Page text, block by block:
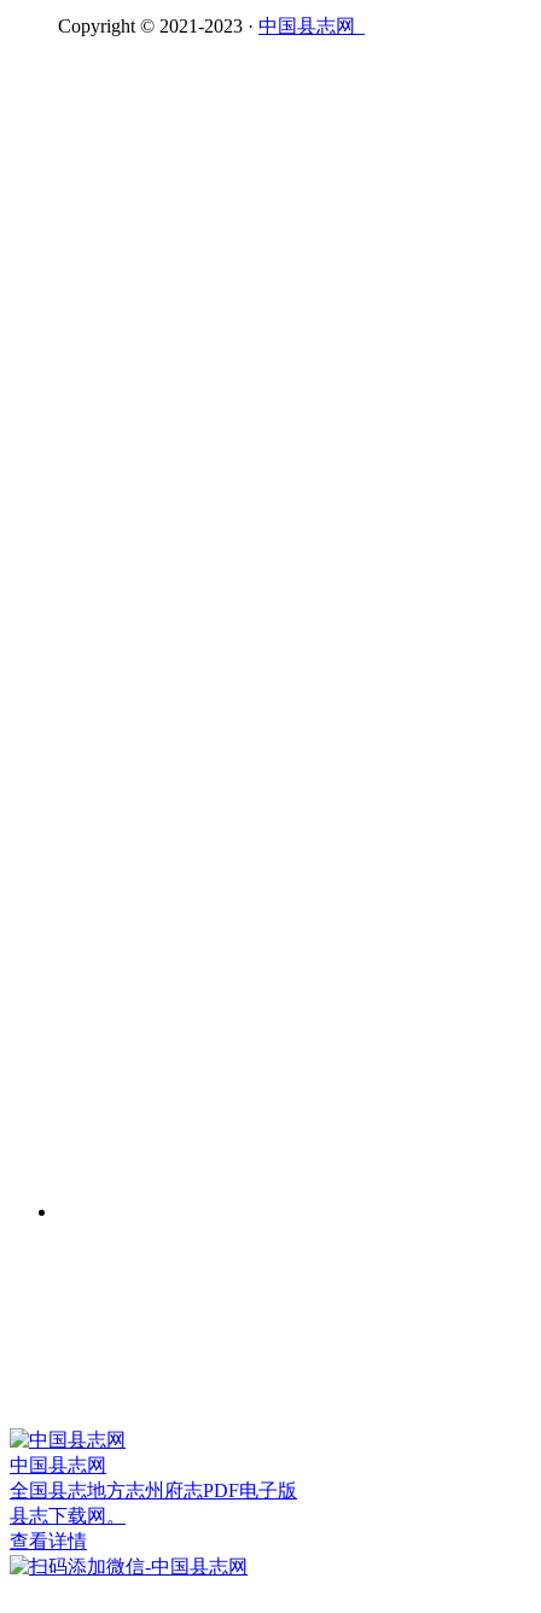
Copyright © 2021-2023 · 中国县志网
中国县志网
全国县志地方志州府志PDF电子版
县志下载网。
查看详情